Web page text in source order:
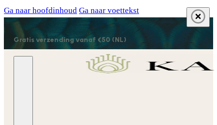
Ga naar hoofdinhoud Ga naar voettekst
Gratis verzending vanaf €50 (NL)